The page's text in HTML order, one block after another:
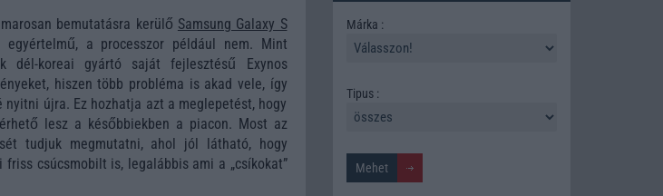
bemutatásra kerülő Samsung Galaxy S
a processzor például nem. Mint
dél-koreai gyártó saját fejlesztésű Exynos
hiszen több probléma is akad vele, így
újra. Ez hozhatja azt a meglepetést, hogy
lesz a későbbiekben a piacon. Most az
tudjuk megmutatni, ahol jól látható, hogy
csúcsmobilt is, legalábbis ami a „csíkokat”
Márka :
Tipus :